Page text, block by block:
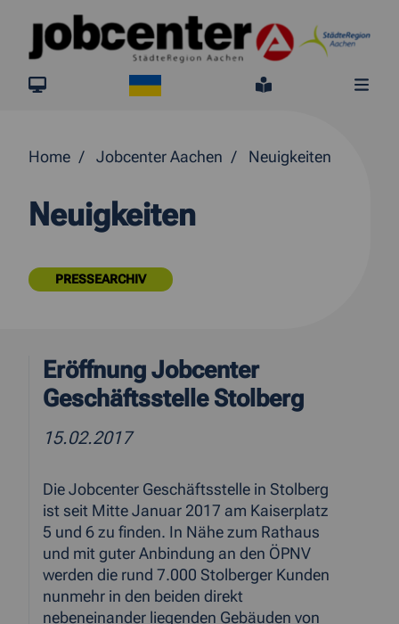
Springe direkt zum Inhalt
jobcenter.digital
Leichte
Home Jobcenter Aachen Neuigkeiten
Neuigkeiten
PRESSEARCHIV
Eröffnung Jobcenter
Geschäftsstelle Stolberg
15.02.2017
Die Jobcenter Geschäftsstelle in Stolberg
ist seit Mitte Januar 2017 am Kaiserplatz
5 und 6 zu finden. In Nähe zum Rathaus
und mit guter Anbindung an den ÖPNV
werden die rund 7.000 Stolberger Kunden
nunmehr in den beiden direkt
nebeneinander liegenden Gebäuden von